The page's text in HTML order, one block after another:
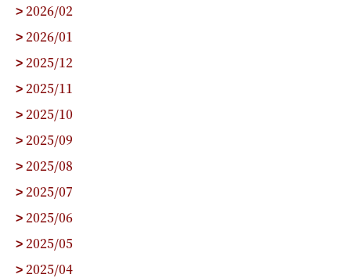
> 2026/02
> 2026/01
> 2025/12
> 2025/11
> 2025/10
> 2025/09
> 2025/08
> 2025/07
> 2025/06
> 2025/05
> 2025/04